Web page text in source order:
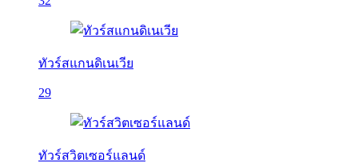
ทัวร์สแกนดิเนเวีย
29
ทัวร์สวิตเซอร์แลนด์